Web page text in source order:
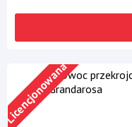
Licencjonowana